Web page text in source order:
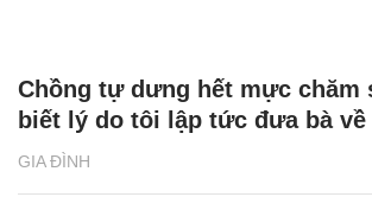
GIA ĐÌNH
Chồng tự dưng hết mực chăm
biết lý do tôi lập tức đưa bà về